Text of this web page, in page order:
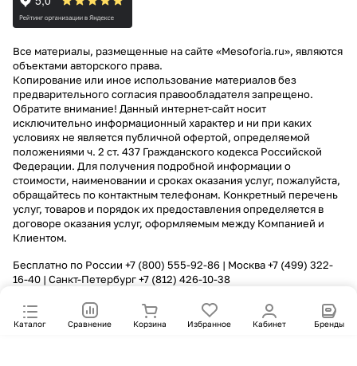
Каталог Сравнение Корзина Избранное Кабинет Бренды
Все материалы, размещенные на сайте «Mesoforia.ru», являются
объектами авторского права.
Копирование или иное использование материалов без
предварительного согласия правообладателя запрещено.
Обратите внимание! Данный интернет-сайт носит
исключительно информационный характер и ни при каких
условиях не является публичной офертой, определяемой
положениями ч. 2 ст. 437 Гражданского кодекса Российской
Федерации. Для получения подробной информации о
стоимости, наименовании и сроках оказания услуг, пожалуйста,
обращайтесь по контактным телефонам. Конкретный перечень
услуг, товаров и порядок их предоставления определяется в
договоре оказания услуг, оформляемым между Компанией и
Клиентом.
Бесплатно по России +7 (800) 555-92-86 | Москва+7 (499) 322-
16-40 | Санкт-Петербург+7 (812) 426-10-38